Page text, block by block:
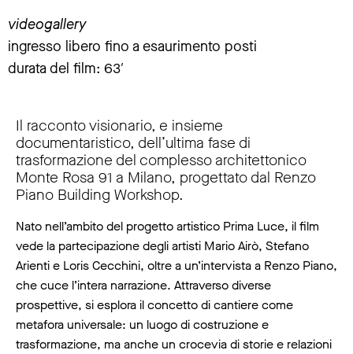
videogallery
ingresso libero fino a esaurimento posti
durata del film: 63′
Il racconto visionario, e insieme
documentaristico, dell’ultima fase di
trasformazione del complesso architettonico
Monte Rosa 91 a Milano, progettato dal Renzo
Piano Building Workshop.
Nato nell’ambito del progetto artistico Prima Luce, il film
vede la partecipazione degli artisti Mario Airò, Stefano
Arienti e Loris Cecchini, oltre a un’intervista a Renzo Piano,
che cuce l’intera narrazione. Attraverso diverse
prospettive, si esplora il concetto di cantiere come
metafora universale: un luogo di costruzione e
trasformazione, ma anche un crocevia di storie e relazioni